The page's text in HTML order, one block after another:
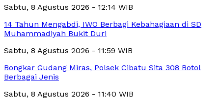
Sabtu, 8 Agustus 2026 - 12:14 WIB
14 Tahun Mengabdi, IWO Berbagi Kebahagiaan di SD
Muhammadiyah Bukit Duri
Sabtu, 8 Agustus 2026 - 11:59 WIB
Bongkar Gudang Miras, Polsek Cibatu Sita 308 Botol
Berbagai Jenis
Sabtu, 8 Agustus 2026 - 11:40 WIB